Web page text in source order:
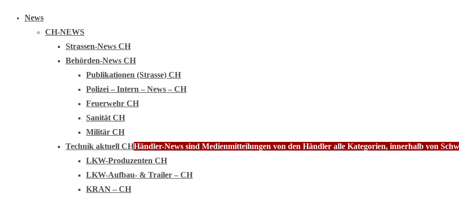
News
CH-NEWS
Strassen-News CH
Behörden-News CH
Publikationen (Strasse) CH
Polizei – Intern – News – CH
Feuerwehr CH
Sanität CH
Militär CH
Technik aktuell CHHändler-News sind Medienmitteilungen von den Händler alle Kategorien, innerhalb von
LKW-Produzenten CH
LKW-Aufbau- & Trailer – CH
KRAN – CH